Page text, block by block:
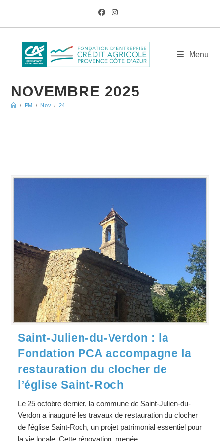
content
Menu
ARCHIVES
QUOTIDIENNES : 24
NOVEMBRE 2025
/ PM / Nov / 24
Saint-Julien-du-Verdon : la
Fondation PCA accompagne la
restauration du clocher de
l’église Saint-Roch
Le 25 octobre dernier, la commune de Saint-Julien-du-
Verdon a inauguré les travaux de restauration du clocher
de l'église Saint-Roch, un projet patrimonial essentiel pour
la vie locale. Cette rénovation, menée…